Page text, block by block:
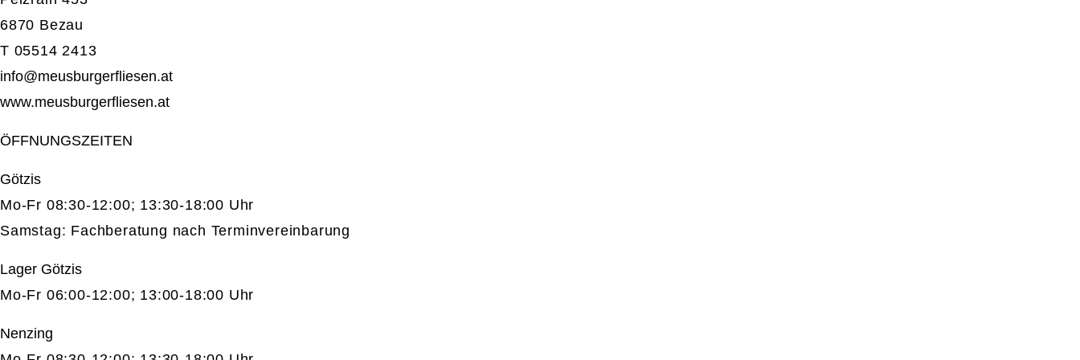
6870 Bezau
T 05514 2413
info@meusburgerfliesen.at
www.meusburgerfliesen.at
ÖFFNUNGSZEITEN
Götzis
Mo-Fr 08:30-12:00; 13:30-18:00 Uhr
Samstag: Fachberatung nach Terminvereinbarung
Lager Götzis
Mo-Fr 06:00-12:00; 13:00-18:00 Uhr
Nenzing